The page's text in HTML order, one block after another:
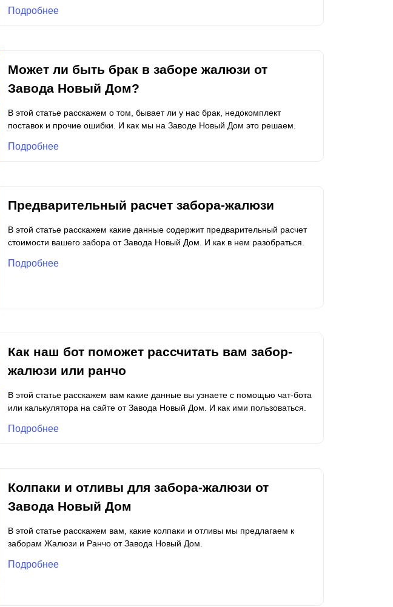
Подробнее
Может ли быть брак в заборе жалюзи от
Завода Новый Дом?
В этой статье расскажем о том, бывает ли у нас брак, недокомплект
поставок и прочие ошибки. И как мы на Заводе Новый Дом это решаем.
Подробнее
Предварительный расчет забора-жалюзи
В этой статье расскажем какие данные содержит предварительный расчет
стоимости вашего забора от Завода Новый Дом. И как в нем разобраться.
Подробнее
Как наш бот поможет рассчитать вам забор-
жалюзи или ранчо
В этой статье расскажем вам какие данные вы узнаете с помощью чат-бота
или калькулятора на сайте от Завода Новый Дом. И как ими пользоваться.
Подробнее
Колпаки и отливы для забора-жалюзи от
Завода Новый Дом
В этой статье расскажем вам, какие колпаки и отливы мы предлагаем к
заборам Жалюзи и Ранчо от Завода Новый Дом.
Подробнее